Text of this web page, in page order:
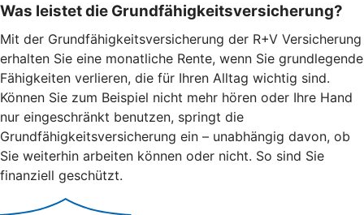
Was leistet die Grundfähigkeitsversicherung?
Mit der Grundfähigkeitsversicherung der R+V Versicherung
erhalten Sie eine monatliche Rente, wenn Sie grundlegende
Fähigkeiten verlieren, die für Ihren Alltag wichtig sind.
Können Sie zum Beispiel nicht mehr hören oder Ihre Hand
nur eingeschränkt benutzen, springt die
Grundfähigkeitsversicherung ein – unabhängig davon, ob
Sie weiterhin arbeiten können oder nicht. So sind Sie
finanziell geschützt.